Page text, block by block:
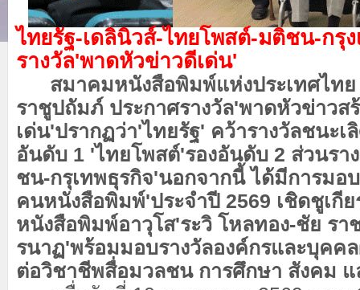
ไทยรัฐ-เดลินิวส์-ไทยโพสต์-มติชน-กรุ
รางวัล'พาดหัวข่าวดีเด่น'
สมาคมหนังสือพิมพ์แห่งประเทศไทย
ราชูปถัมภ์ ประกาศรางวัล'พาดหัวข่าวส
เด่น'ปรากฏว่า'ไทยรัฐ' คว้ารางวัลชนะเ
อันดับ 1 'ไทยโพสต์'รองอันดับ 2 ส่วนรา
ชน-กรุเทพธุรกิจ'นอกจากนี้ ได้มีการมอ
คนหนังสือพิมพ์'ประจำปี 2569 เชิดชูเกี
หนังสือพิมพ์อาวุโส'ระวิ โหลทอง-ชัย รา
รนาฏ'พร้อมมอบรางวัลองค์กรและบุคค
ต่อวิชาชีพสื่อมวลชน การศึกษา สังคม แ